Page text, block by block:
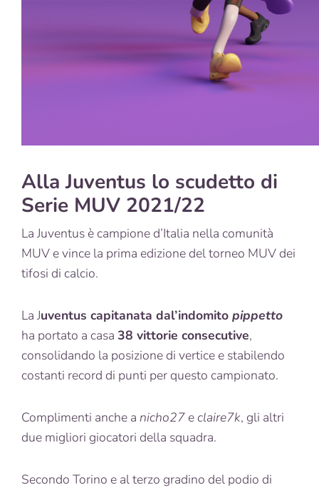
Alla Juventus lo scudetto di
Serie MUV 2021/22
La Juventus è campione d’Italia nella comunità
MUV e vince la prima edizione del torneo MUV dei
tifosi di calcio.
La Juventus capitanata dal’indomito pippetto
ha portato a casa 38 vittorie consecutive,
consolidando la posizione di vertice e stabilendo
costanti record di punti per questo campionato.
Complimenti anche a nicho27 e claire7k, gli altri
due migliori giocatori della squadra.
Secondo Torino e al terzo gradino del podio di